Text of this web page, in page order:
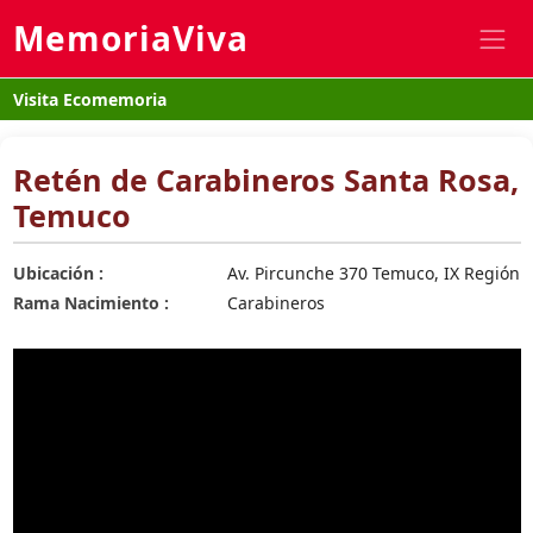
MemoriaViva
Visita Ecomemoria
Retén de Carabineros Santa Rosa,
Temuco
Ubicación :
Av. Pircunche 370 Temuco, IX Región
Rama Nacimiento :
Carabineros